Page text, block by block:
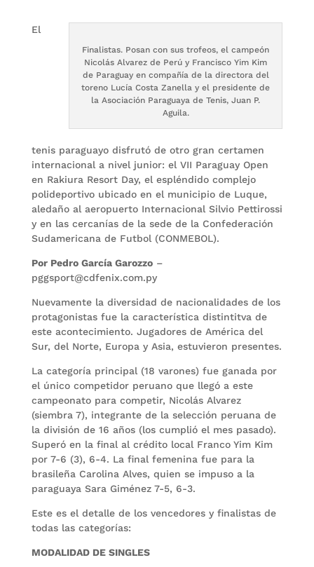
Finalistas. Posan con sus trofeos, el campeón
Nicolás Alvarez de Perú y Francisco Yim Kim
de Paraguay en compañía de la directora del
toreno Lucía Costa Zanella y el presidente de
la Asociación Paraguaya de Tenis, Juan P.
Aguila.
El
tenis paraguayo disfrutó de otro gran certamen
internacional a nivel junior: el VII Paraguay Open
en Rakiura Resort Day, el espléndido complejo
polideportivo ubicado en el municipio de Luque,
aledaño al aeropuerto Internacional Silvio Pettirossi
y en las cercanías de la sede de la Confederación
Sudamericana de Futbol (CONMEBOL).
Por Pedro García Garozzo–
pggsport@cdfenix.com.py
Nuevamente la diversidad de nacionalidades de los
protagonistas fue la característica distintitva de
este acontecimiento. Jugadores de América del
Sur, del Norte, Europa y Asia, estuvieron presentes.
La categoría principal (18 varones) fue ganada por
el único competidor peruano que llegó a este
campeonato para competir, Nicolás Alvarez
(siembra 7), integrante de la selección peruana de
la división de 16 años (los cumplió el mes pasado).
Superó en la final al crédito local Franco Yim Kim
por 7-6 (3), 6-4. La final femenina fue para la
brasileña Carolina Alves, quien se impuso a la
paraguaya Sara Giménez 7-5, 6-3.
Este es el detalle de los vencedores y finalistas de
todas las categorías:
MODALIDAD DE SINGLES